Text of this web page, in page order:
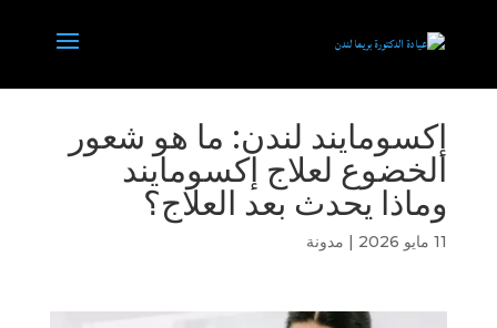
إكسومايند لندن: ما هو شعور
الخضوع لعلاج إكسومايند
وماذا يحدث بعد العلاج؟
11 مايو 2026 | مدونة